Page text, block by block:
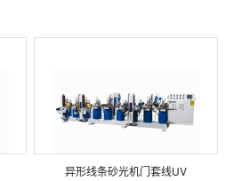
异形线条砂光机门套线UV